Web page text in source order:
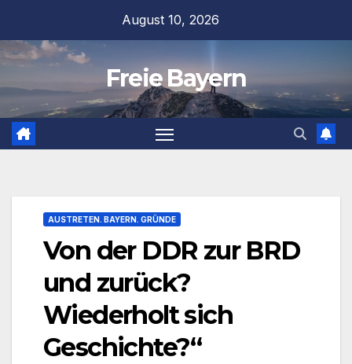
springen
August 10, 2026
Freie Bayern
AUSTRETEN. BAYERN. GRÜNDE
Von der DDR zur BRD
und zurück?
Wiederholt sich
Geschichte?“